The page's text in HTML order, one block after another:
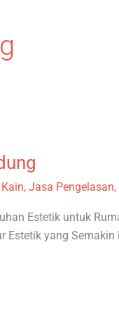
, Jasa Pengelasan,
Estetik untuk
Estetik yang Semakin